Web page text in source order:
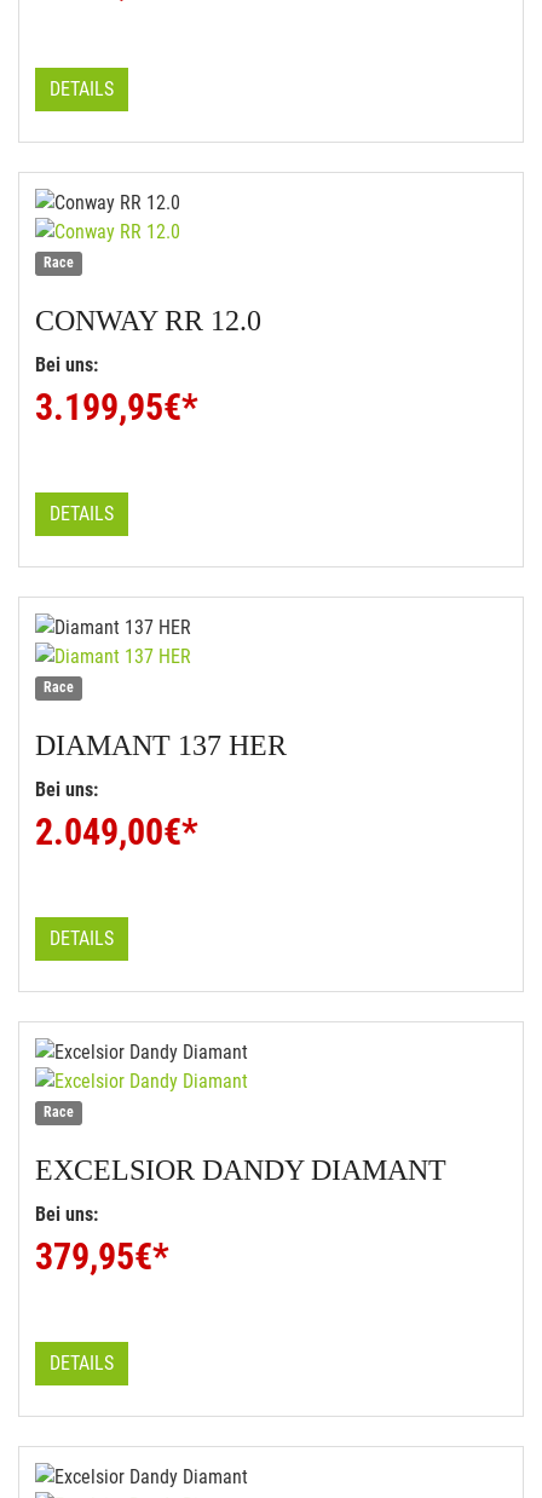
DETAILS
Race
CONWAYRR 12.0
Bei uns:
3.199,95€*
DETAILS
Race
DIAMANT 137 HER
Bei uns:
2.049,00€*
DETAILS
Race
EXCELSIOR DANDY DIAMANT
Bei uns:
379,95€*
DETAILS